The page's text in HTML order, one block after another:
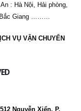
: Hà Nội, Hải phòng,
Bắc Giang ………
VỤ VẬN CHUYỂN
Nguyễn Xiển, P.